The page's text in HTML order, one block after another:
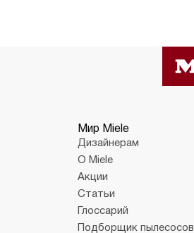
Мир Miele
Дизайнерам
О Miele
Акции
Статьи
Глоссарий
Подборщик пылесосов